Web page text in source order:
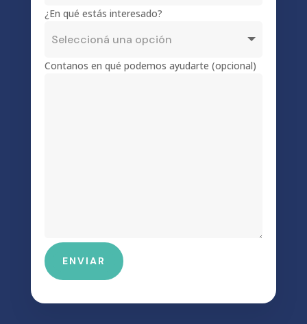
¿En qué estás interesado?
Contanos en qué podemos ayudarte (opcional)
ENVIAR